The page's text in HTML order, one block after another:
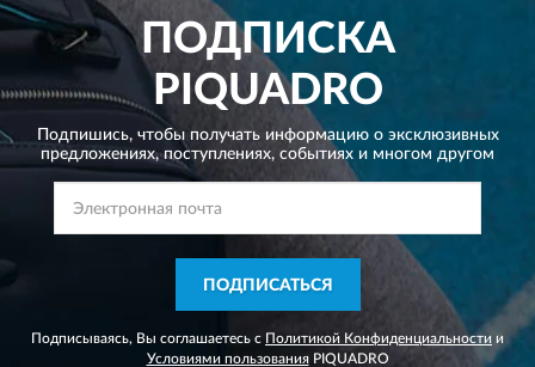
ПОДПИСКА
PIQUADRO
Подпишись, чтобы получать информацию о эксклюзивных
предложениях,поступлениях, событиях и многом другом
ПОДПИСАТЬСЯ
Подписываясь, Вы соглашаетесь с Политикой Конфиденциальности и
Условиями пользованияPIQUADRO